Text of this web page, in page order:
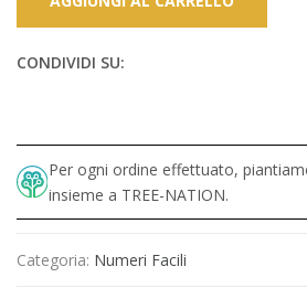
CONDIVIDI SU:
Per ogni ordine effettuato,
insieme a TREE-NATION.
Categoria: Numeri Facili